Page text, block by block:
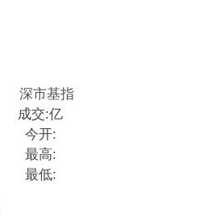
成交:亿
今开:
最高:
最低: